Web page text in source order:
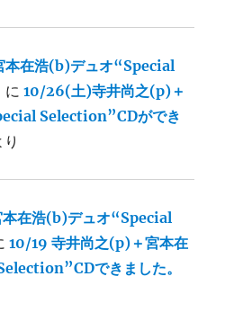
在浩(b)デュオ“Special
に10/26(土)寺井尚之(p)＋
Selection”CDができ
り
在浩(b)デュオ“Special
10/19 寺井尚之(p)＋宮本在
できました。